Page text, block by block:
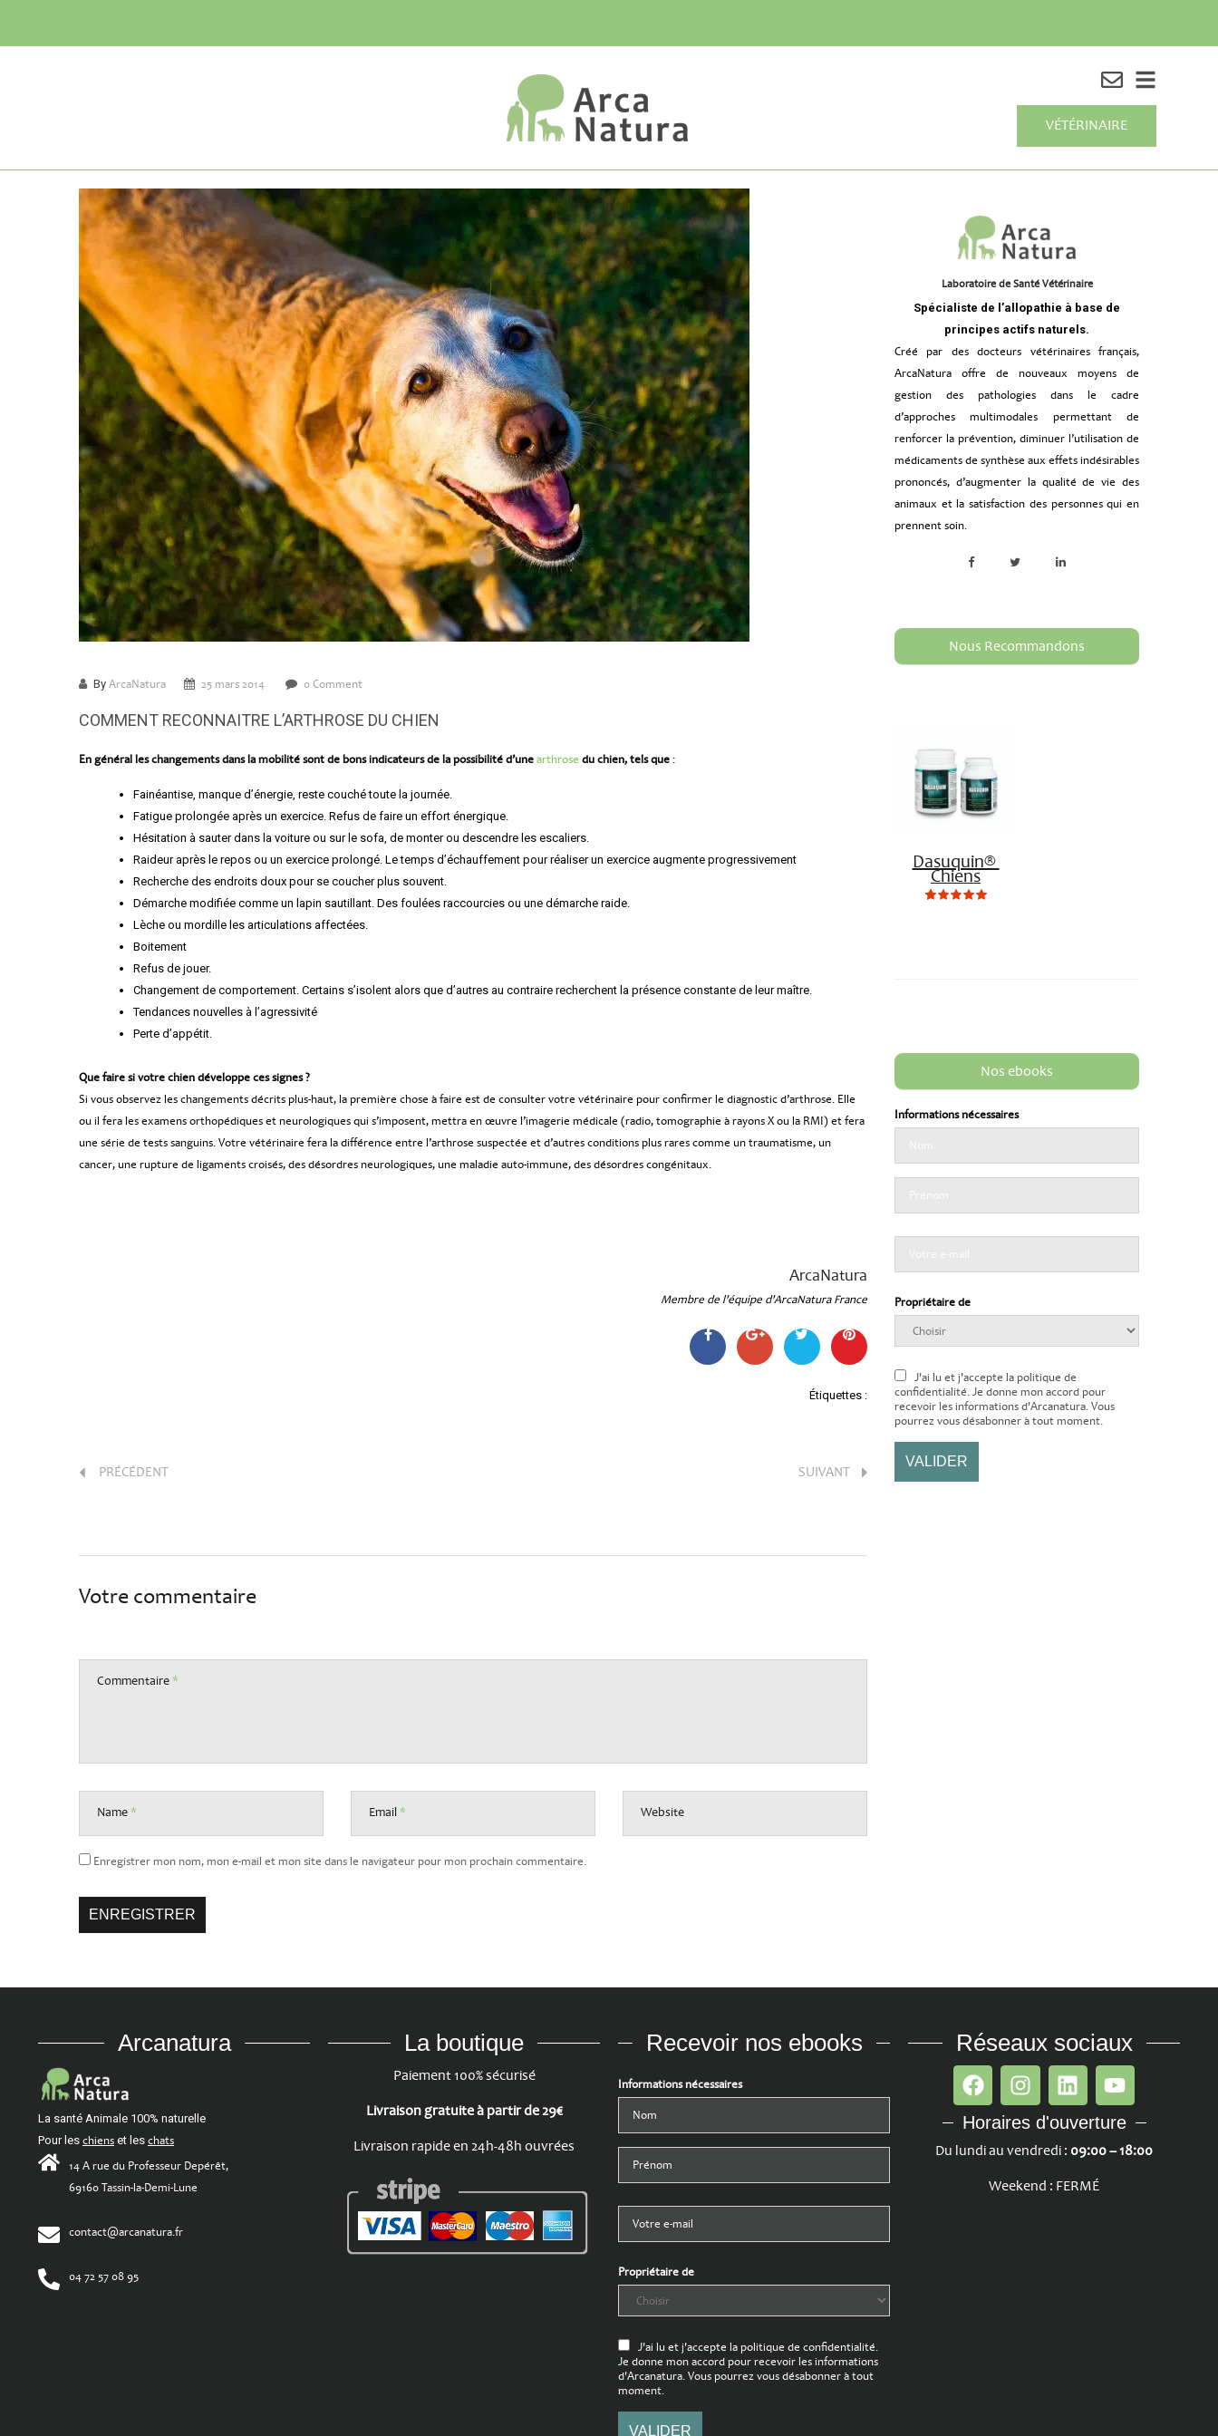
VÉTÉRINAIRE
By ArcaNatura 25 mars 2014 0 Comment
COMMENT RECONNAITRE L’ARTHROSE DU CHIEN
En général les changements dans la mobilité sont de bons indicateurs de la possibilité d’unearthrose du chien, tels que :
Fainéantise, manque d’énergie, reste couché toute la journée.
Fatigue prolongée après un exercice. Refus de faire un effort énergique.
Hésitation à sauter dans la voiture ou sur le sofa, de monter ou descendre les escaliers.
Raideur après le repos ou un exercice prolongé. Le temps d’échauffement pour réaliser un exercice augmente progressivement
Recherche des endroits doux pour se coucher plus souvent.
Démarche modifiée comme un lapin sautillant. Des foulées raccourcies ou une démarche raide.
Lèche ou mordille les articulations affectées.
Boitement
Refus de jouer.
Changement de comportement. Certains s’isolent alors que d’autres au contraire recherchent la présence constante de leur maître.
Tendances nouvelles à l’agressivité
Perte d’appétit.
Que faire si votre chien développe ces signes ?
Si vous observez les changements décrits plus-haut, la première chose à faire est de consulter votre vétérinaire pour confirmer le diagnostic d’arthrose. Elle
ou il fera les examens orthopédiques et neurologiques qui s’imposent, mettra en œuvre l’imagerie médicale (radio, tomographie à rayons X ou la RMI) et fera
une série de tests sanguins. Votre vétérinaire fera la différence entre l’arthrose suspectée et d’autres conditions plus rares comme un traumatisme, un
cancer, une rupture de ligaments croisés, des désordres neurologiques, une maladie auto-immune, des désordres congénitaux.
ArcaNatura
Membre de l'équipe d'ArcaNatura France
Étiquettes :
PRÉCÉDENT SUIVANT
Votre commentaire
Commentaire*
Name* Email* Website
Enregistrer mon nom, mon e-mail et mon site dans le navigateur pour mon prochain commentaire.
Laboratoire de Santé Vétérinaire
Spécialiste de l’allopathie à base de
principes actifs naturels.
Créé par des docteurs vétérinaires français,
ArcaNatura offre de nouveaux moyens de
gestion des pathologies dans le cadre
d’approches multimodales permettant de
renforcer la prévention, diminuer l’utilisation de
médicaments de synthèse aux effets indésirables
prononcés, d’augmenter la qualité de vie des
animaux et la satisfaction des personnes qui en
prennent soin.
Nous Recommandons
Dasuquin®
Chiens
Nos ebooks
Informations nécessaires
Propriétaire de
J'ai lu et j'accepte la politique de
confidentialité. Je donne mon accord pour
recevoir les informations d'Arcanatura. Vous
pourrez vous désabonner à tout moment.
Arcanatura
La santé Animale 100% naturelle
Pour les chiens et les chats
14 A rue du Professeur Depérêt,
69160 Tassin-la-Demi-Lune
contact@arcanatura.fr
04 72 57 08 95
La boutique
Paiement 100% sécurisé
Livraison gratuite à partir de 29€
Livraison rapide en 24h-48h ouvrées
Recevoir nos ebooks
Informations nécessaires
Propriétaire de
J'ai lu et j'accepte la politique de confidentialité.
Je donne mon accord pour recevoir les informations
d'Arcanatura. Vous pourrez vous désabonner à tout
moment.
Réseaux sociaux
Horaires d'ouverture
Du lundi au vendredi : 09:00 – 18:00
Weekend : FERMÉ